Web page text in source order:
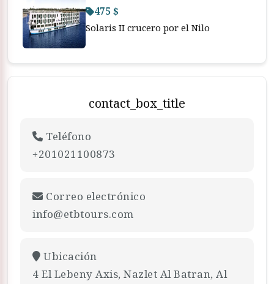
475 $
Solaris II crucero por el Nilo
contact_box_title
Teléfono
+201021100873
Correo electrónico
info@etbtours.com
Ubicación
4 El Lebeny Axis, Nazlet Al Batran, Al